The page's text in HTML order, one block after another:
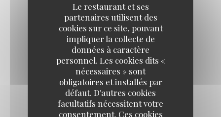
Le restaurant et ses
partenaires utilisent des
cookies sur ce site, pouvant
impliquer la collecte de
données à caractère
personnel. Les cookies dits «
nécessaires » sont
obligatoires et installés par
défaut. D'autres cookies
facultatifs nécessitent votre
consentement. Ces cookies